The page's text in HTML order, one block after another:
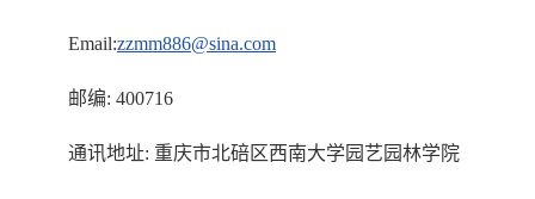
Email:zzmm886@sina.com
邮编: 400716
通讯地址: 重庆市北碚区西南大学园艺园林学院